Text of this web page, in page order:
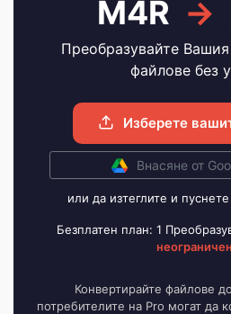
M4R →
Преобразувайте
файлове без
Изберете
Внасяне от
или да изтеглите и
Безплатен план: 1
Конвертирайте файлове
потребителите на Pro могат да